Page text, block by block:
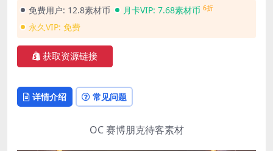
免费用户: 12.8素材币 月卡VIP: 7.68素材币 6折
永久VIP: 免费
获取资源链接
详情介绍 常见问题
OC 赛博朋克待客素材